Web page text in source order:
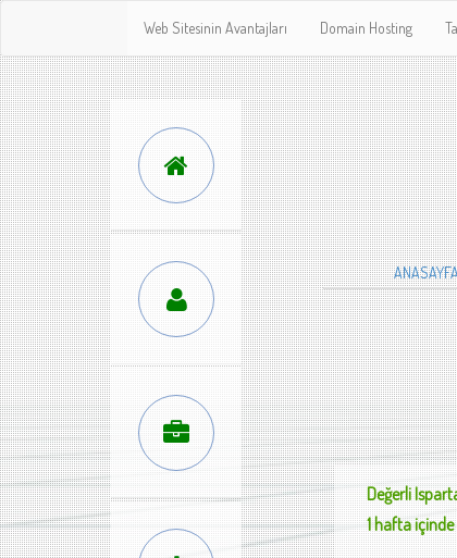
Web Sitesinin Avantajları Domain Hosting
ANASAYFA
Değerli
1 hafta